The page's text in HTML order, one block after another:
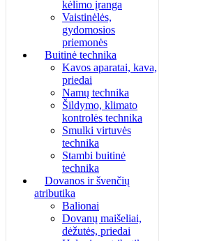
kėlimo įranga
Vaistinėlės,
gydomosios
priemonės
Buitinė technika
Kavos aparatai, kava,
priedai
Namų technika
Šildymo, klimato
kontrolės technika
Smulki virtuvės
technika
Stambi buitinė
technika
Dovanos ir švenčių
atributika
Balionai
Dovanų maišeliai,
dėžutės, priedai